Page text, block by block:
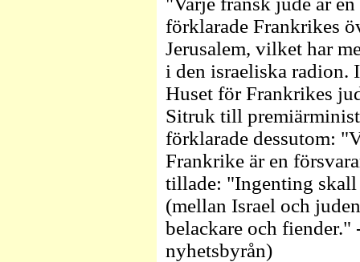
förklarade Frankrikes
Jerusalem, vilket har
i den israeliska radion.
Huset för Frankrikes
Sitruk till
förklarade dessutom:
Frankrike är en
tillade: "Ingenting
(mellan Israel och
belackare och fiender."
nyhetsbyrån)